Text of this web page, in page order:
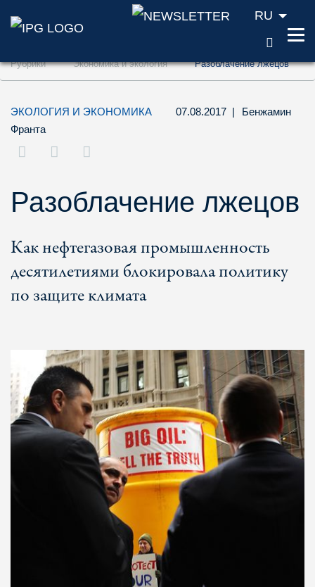
Перейти к содержанию (ключ доступа
Перейти к поиску (ключ доступа '2')
Перейти к навигации (ключ доступа '3')
RU
Рубрики Экономика и экология Разоблачение лжецов
ЭКОЛОГИЯ И ЭКОНОМИКА 07.08.2017 |
Бенжамин
Франта
Разоблачение лжецов
Как нефтегазовая промышленность
десятилетиями блокировала политику
по защите климата